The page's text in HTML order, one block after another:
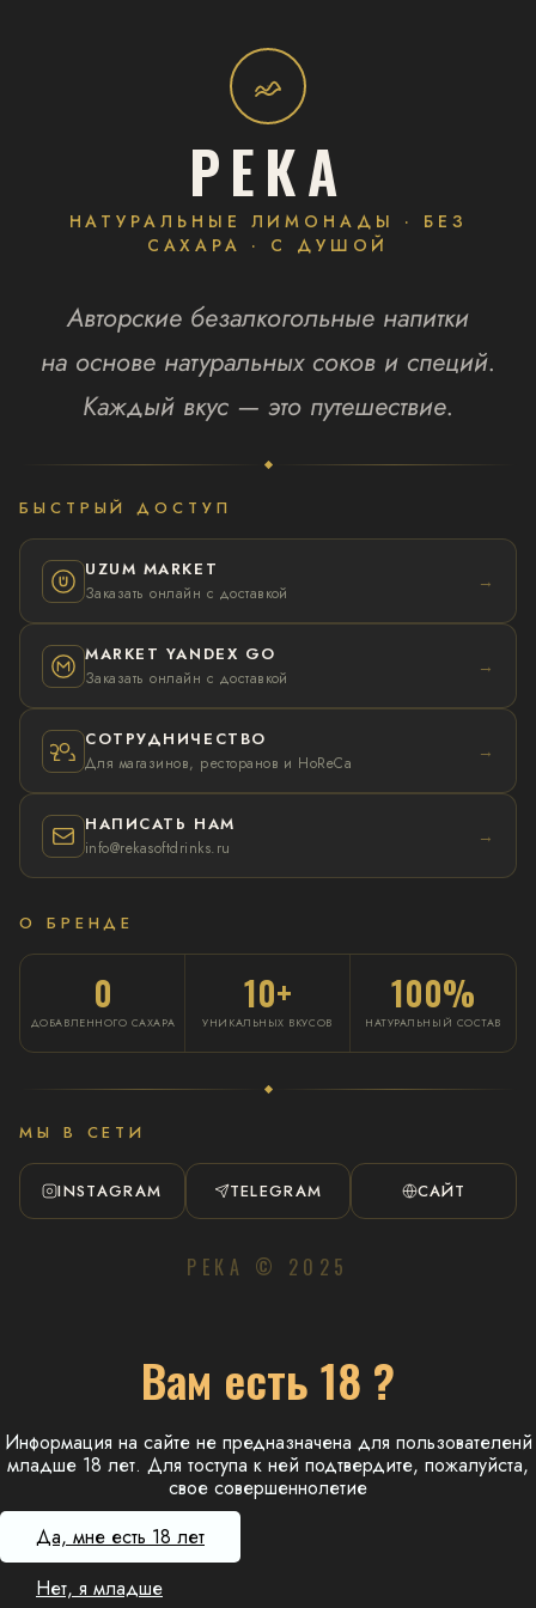
РЕКА
НАТУРАЛЬНЫЕ ЛИМОНАДЫ · БЕЗ
САХАРА · С ДУШОЙ
Авторские безалкогольные напитки
на основе натуральных соков и специй.
Каждый вкус — это путешествие.
БЫСТРЫЙ ДОСТУП
UZUM MARKET
Заказать онлайн с доставкой
→
MARKET YANDEX GO
Заказать онлайн с доставкой
→
СОТРУДНИЧЕСТВО
Для магазинов, ресторанов и HoReCa
→
НАПИСАТЬ НАМ
info@rekasoftdrinks.ru
→
О БРЕНДЕ
0
ДОБАВЛЕННОГО САХАРА
10+
УНИКАЛЬНЫХ ВКУСОВ
100%
НАТУРАЛЬНЫЙ СОСТАВ
МЫ В СЕТИ
INSTAGRAM TELEGRAM САЙТ
РЕКА © 2025
Вам есть 18 ?
Информация на сайте не предназначена для пользователенй
младше 18 лет. Для тоступа к ней подтвердите, пожалуйста,
свое совершеннолетие
Да, мне есть 18 лет
Нет, я младше